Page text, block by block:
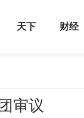
天下 财经
审议